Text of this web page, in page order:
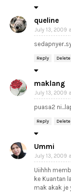
queline
July 13, 2009
Reply Delete
maklang
July 13, 2009
puasa2
Reply Delete
Ummi
July 13, 2009
Uiihhh
ke Kuantan
mak akak je